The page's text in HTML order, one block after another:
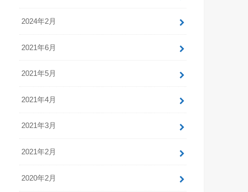
2024年2月
2021年6月
2021年5月
2021年4月
2021年3月
2021年2月
2020年2月